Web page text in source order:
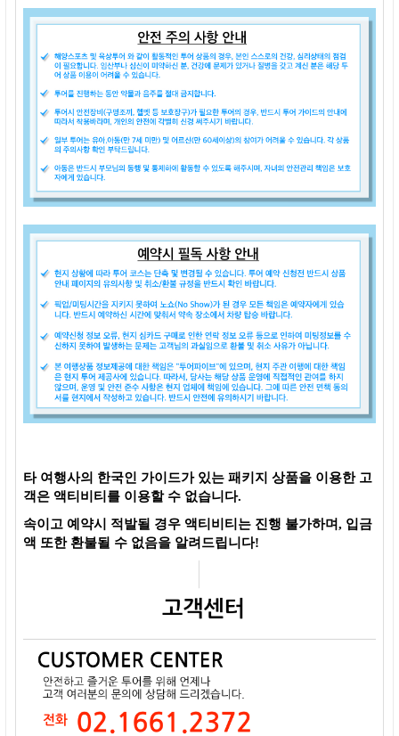
타 여행사의 한국인 가이드가 있는 패키지 상품을 이용한 고
객은 액티비티를 이용할 수 없습니다.
속이고 예약시 적발될 경우 액티비티는 진행 불가하며, 입금
액 또한 환불될 수 없음을 알려드립니다!